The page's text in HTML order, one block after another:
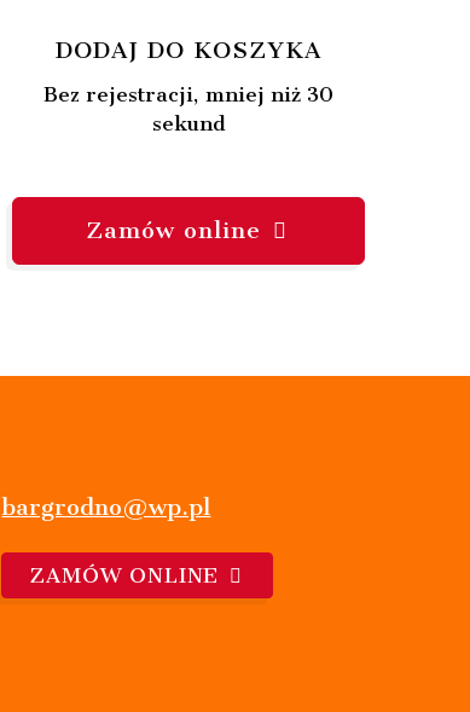
DODAJ DO KOSZYKA
Bez rejestracji, mniej niż 30
sekund
Zamów online
bargrodno@wp.pl
ZAMÓW ONLINE